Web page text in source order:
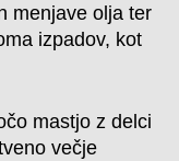
menjave olja ter
izpadov, kot
mastjo z delci
večje